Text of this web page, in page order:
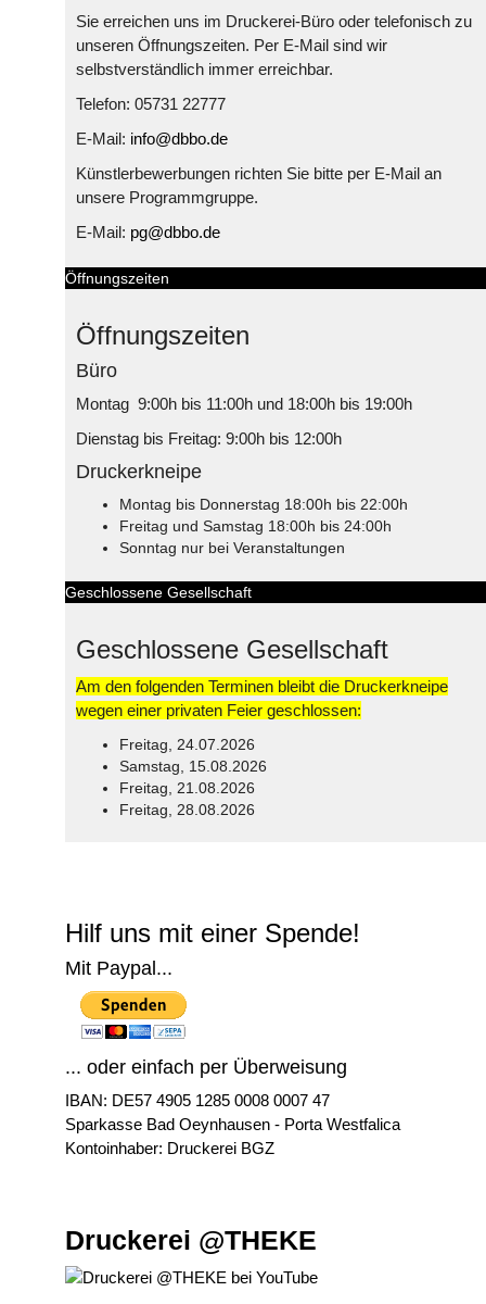
Sie erreichen uns im Druckerei-Büro oder telefonisch zu
unseren Öffnungszeiten. Per E-Mail sind wir
selbstverständlich immer erreichbar.
Telefon: 05731 22777
E-Mail: info@dbbo.de
Künstlerbewerbungen richten Sie bitte per E-Mail an
unsere Programmgruppe.
E-Mail: pg@dbbo.de
Öffnungszeiten
Öffnungszeiten
Büro
Montag 9:00h bis 11:00h und 18:00h bis 19:00h
Dienstag bis Freitag: 9:00h bis 12:00h
Druckerkneipe
Montag bis Donnerstag 18:00h bis 22:00h
Freitag und Samstag 18:00h bis 24:00h
Sonntag nur bei Veranstaltungen
Geschlossene Gesellschaft
Geschlossene Gesellschaft
Am den folgenden Terminen bleibt die Druckerkneipe
wegen einer privaten Feier geschlossen:
Freitag, 24.07.2026
Samstag, 15.08.2026
Freitag, 21.08.2026
Freitag, 28.08.2026
Hilf uns mit einer Spende!
Mit Paypal...
... oder einfach per Überweisung
IBAN: DE57 4905 1285 0008 0007 47
Sparkasse Bad Oeynhausen - Porta Westfalica
Kontoinhaber: Druckerei BGZ
Druckerei @THEKE